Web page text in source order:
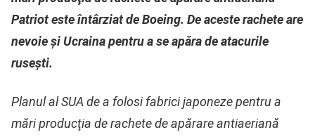
Patriot este întârziat de Boeing. De aceste rachete are
nevoie și Ucraina pentru a se apăra de atacurile
rusești.
Planul al SUA de a folosi fabrici japoneze pentru a
mări producţia de rachete de apărare antiaeriană